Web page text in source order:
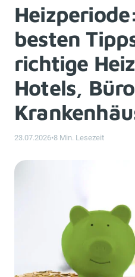
besten
richtige
Hotels,
23.07.2026•8 Min. Lesezeit